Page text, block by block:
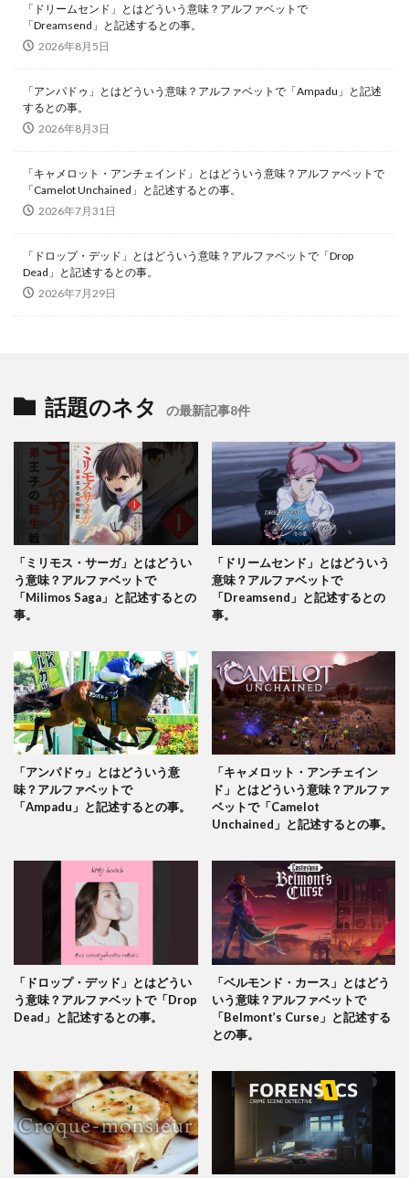
「ドリームセンド」とはどういう意味？アルファベットで
「Dreamsend」と記述するとの事。
2026年8月5日
「アンパドゥ」とはどういう意味？アルファベットで「Ampadu」と記述
するとの事。
2026年8月3日
「キャメロット・アンチェインド」とはどういう意味？アルファベットで
「Camelot Unchained」と記述するとの事。
2026年7月31日
「ドロップ・デッド」とはどういう意味？アルファベットで「Drop
Dead」と記述するとの事。
2026年7月29日
話題のネタ の最新記事8件
「ミリモス・サーガ」とはどうい
う意味？アルファベットで
「Milimos Saga」と記述するとの
事。
「ドリームセンド」とはどういう
意味？アルファベットで
「Dreamsend」と記述するとの
事。
「アンパドゥ」とはどういう意
味？アルファベットで
「Ampadu」と記述するとの事。
「キャメロット・アンチェイン
ド」とはどういう意味？アルファ
ベットで「Camelot
Unchained」と記述するとの事。
「ドロップ・デッド」とはどうい
う意味？アルファベットで「Drop
Dead」と記述するとの事。
「ベルモンド・カース」とはどう
いう意味？アルファベットで
「Belmont’s Curse」と記述する
との事。